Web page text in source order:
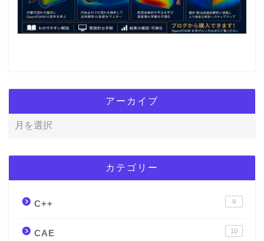
アーカイブ
カテゴリー
C++ 9
CAE 10